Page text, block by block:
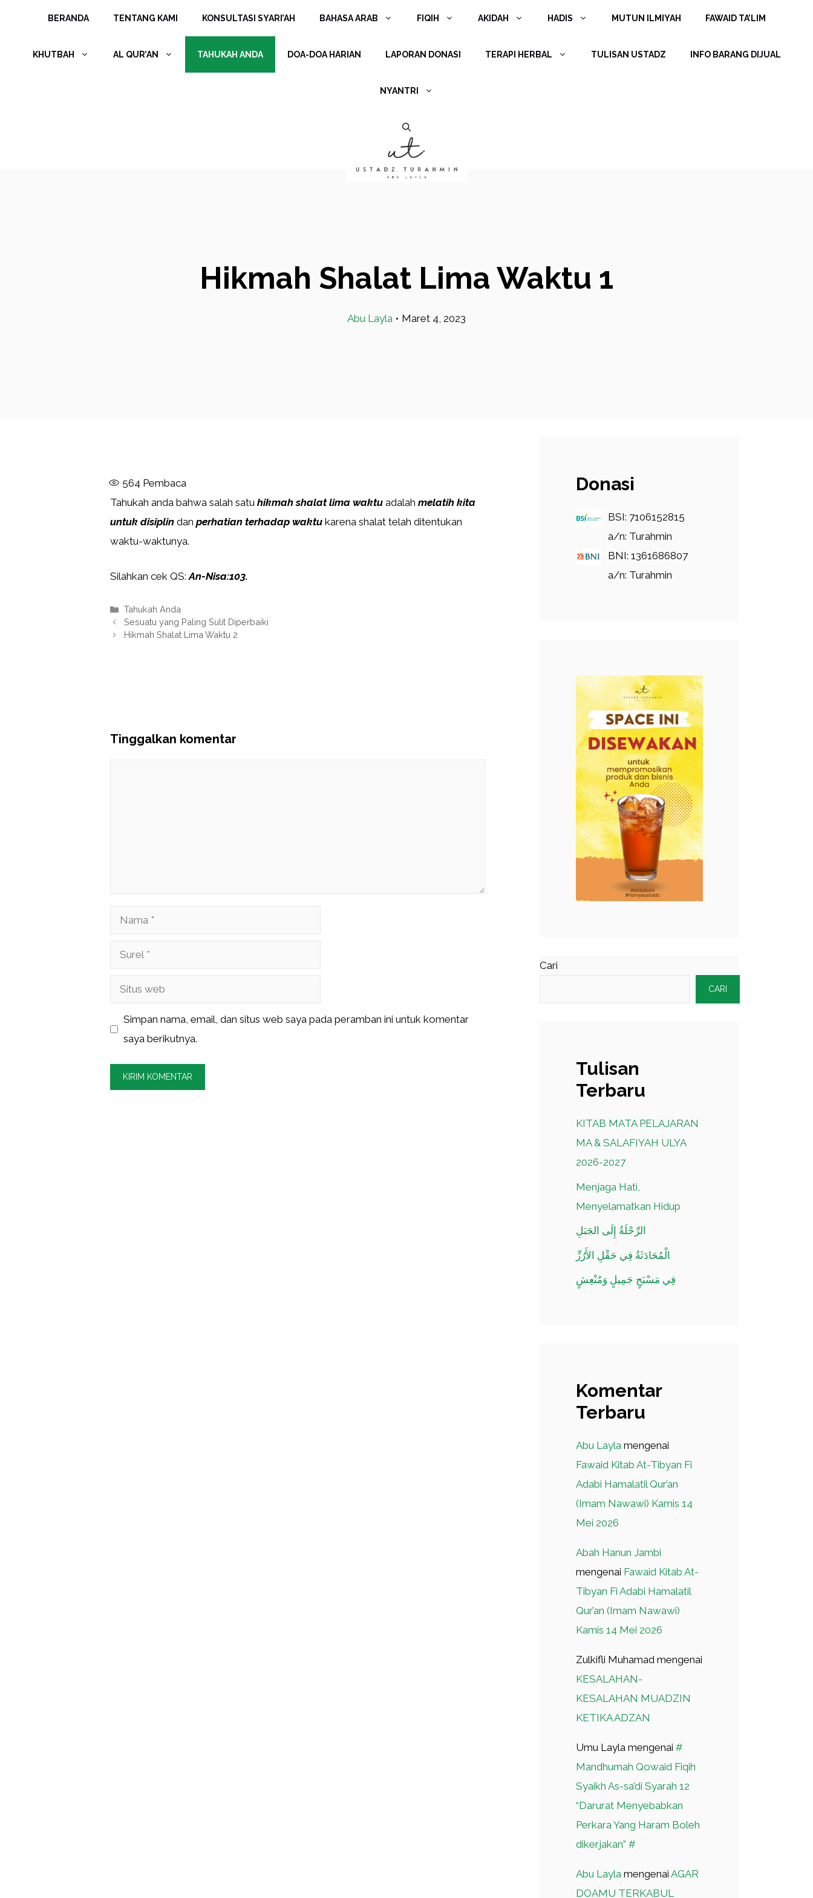
BERANDA TENTANG KAMI KONSULTASI SYARI’AH BAHASA ARAB FIQIH AKIDAH HADIS MUTUN ILMIYAH FAWAID TA’LIM
KHUTBAH AL QUR’AN TAHUKAH ANDA DOA-DOA HARIAN LAPORAN DONASI TERAPI HERBAL TULISAN USTADZ INFO BARANG DIJUAL
NYANTRI
Hikmah Shalat Lima Waktu 1
Abu Layla • Maret 4, 2023
564 Pembaca
Tahukah anda bahwa salah satu hikmah shalat lima waktu adalah melatih kita
untuk disiplin dan perhatian terhadap waktu karena shalat telah ditentukan
waktu-waktunya.
Silahkan cek QS:An-Nisa:103.
Kategori
Tahukah Anda
Sesuatu yang Paling Sulit Diperbaiki
Hikmah Shalat Lima Waktu 2
Tinggalkan komentar
Nama
Surel
Situs
Simpan nama, email, dan situs web saya pada peramban ini untuk komentar
saya berikutnya.
Donasi
BSI: 7106152815
a/n: Turahmin
BNI: 1361686807
a/n: Turahmin
Cari
CARI
Tulisan
Terbaru
KITAB MATA PELAJARAN
MA & SALAFIYAH ULYA
2026-2027
Menjaga Hati,
Menyelamatkan Hidup
الرِّحْلَةُ إِلَى الجَبَلِ
الْمُحَادَثَةُ فِي حَقْلِ الأَرُزِّ
فِي مَسْبَحٍ جَمِيلٍ وَمُنْعِشٍ
Komentar
Terbaru
Abu Layla mengenai
Fawaid Kitab At-Tibyan Fi
Adabi Hamalatil Qur’an
(Imam Nawawi) Kamis 14
Mei 2026
Abah Hanun Jambi
mengenai Fawaid Kitab At-
Tibyan Fi Adabi Hamalatil
Qur’an (Imam Nawawi)
Kamis 14 Mei 2026
Zulkifli Muhamad mengenai
KESALAHAN-
KESALAHAN MUADZIN
KETIKA ADZAN
Umu Layla mengenai #
Mandhumah Qowaid Fiqih
Syaikh As-sa’di Syarah 12
“Darurat Menyebabkan
Perkara Yang Haram Boleh
dikerjakan” #
Abu Layla mengenai AGAR
DOAMU TERKABUL